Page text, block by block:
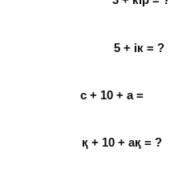
5 + ік = ?
с + 10 + а =
қ + 10 + ақ = ?